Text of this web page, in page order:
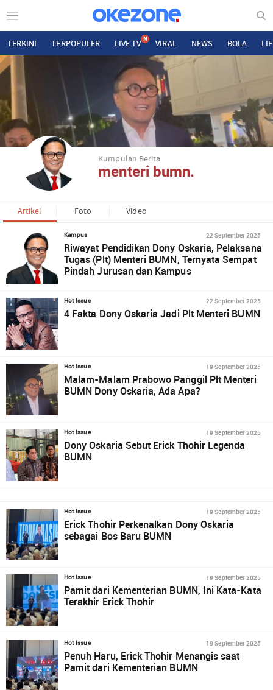
TERKINI TERPOPULER LIVE TV N VIRAL NEWS BOLA
Kumpulan Berita
menteri bumn.
Artikel Foto Video
Kampus 22 September 2025
Riwayat Pendidikan Dony Oskaria, Pelaksana
Tugas (Plt) Menteri BUMN, Ternyata Sempat
Pindah Jurusan dan Kampus
Hot Issue 22 September 2025
4 Fakta Dony Oskaria Jadi Plt Menteri BUMN
Hot Issue 19 September 2025
Malam-Malam Prabowo Panggil Plt Menteri
BUMN Dony Oskaria, Ada Apa?
Hot Issue 19 September 2025
Dony Oskaria Sebut Erick Thohir Legenda
BUMN
Hot Issue 19 September 2025
Erick Thohir Perkenalkan Dony Oskaria
sebagai Bos Baru BUMN
Hot Issue 19 September 2025
Pamit dari Kementerian BUMN, Ini Kata-Kata
Terakhir Erick Thohir
Hot Issue 19 September 2025
Penuh Haru, Erick Thohir Menangis saat
Pamit dari Kementerian BUMN